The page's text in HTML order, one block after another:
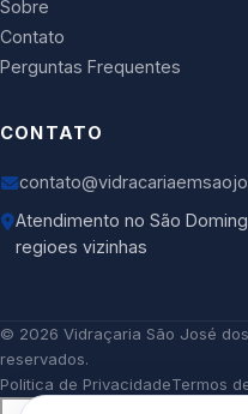
Sobre
Contato
Perguntas Frequentes
CONTATO
Atendimento no São
regioes vizinhas
© 2026 Vidraçaria São José
reservados.
Politica de PrivacidadeTermos